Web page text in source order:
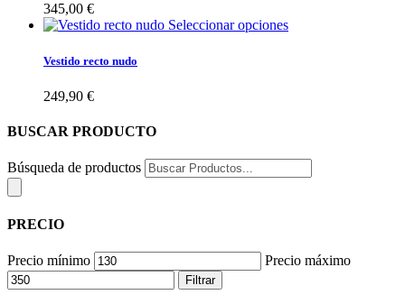
345,00 €
Seleccionar opciones
Vestido recto nudo
249,90 €
BUSCAR PRODUCTO
Búsqueda de productos
PRECIO
Precio mínimo Precio máximo
Filtrar